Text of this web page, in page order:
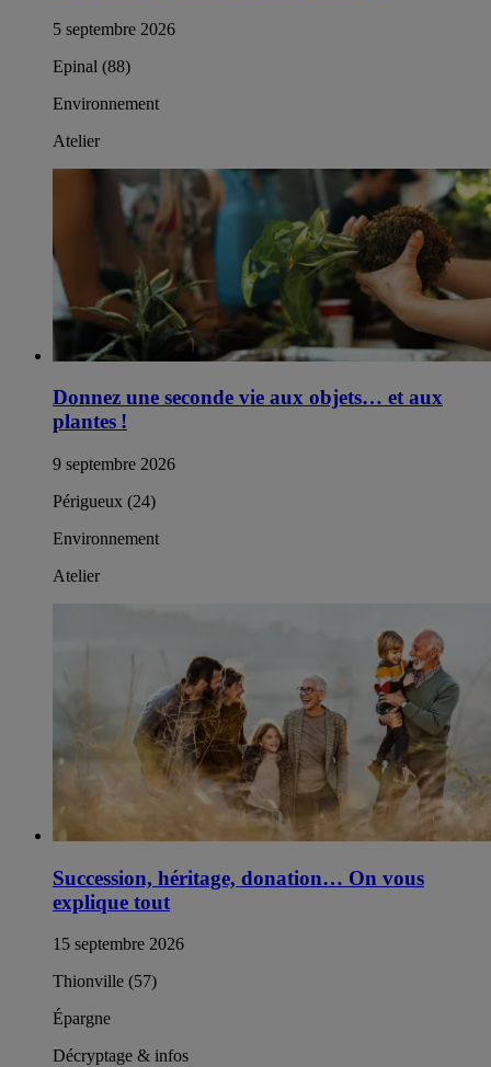
5 septembre 2026
Epinal (88)
Environnement
Atelier
Donnez une seconde vie aux objets… et aux
plantes !
9 septembre 2026
Périgueux (24)
Environnement
Atelier
Succession, héritage, donation… On vous
explique tout
15 septembre 2026
Thionville (57)
Épargne
Décryptage & infos